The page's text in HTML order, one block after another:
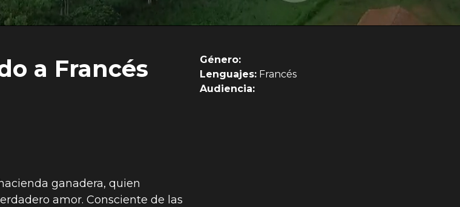
a Francés
Género:
Lenguajes: Francés
Audiencia:
ganadera, quien
amor. Consciente de las